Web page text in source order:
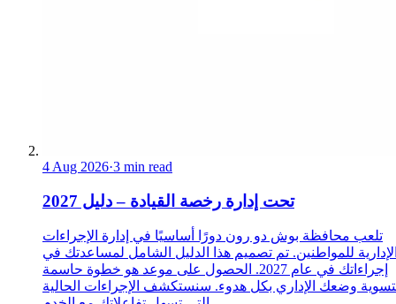
4 Aug 2026·3 min read
تحت إدارة رخصة القيادة – دليل 2027
تلعب محافظة بوش دو رون دورًا أساسيًا في إدارة الإجراءات
للمواطنين. تم تصميم هذا الدليل الشامل لمساعدتك في
إجراءاتك في عام 2027. الحصول على موعد هو خطوة حاسمة
وضعك الإداري بكل هدوء. سنستكشف الإجراءات الحالية